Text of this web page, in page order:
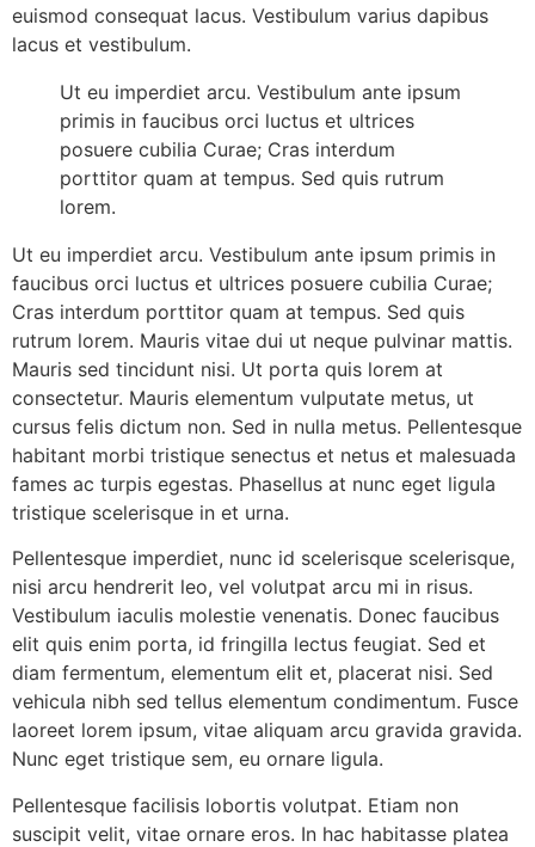
euismod consequat lacus. Vestibulum varius dapibus
lacus et vestibulum.
Ut eu imperdiet arcu. Vestibulum ante ipsum
primis in faucibus orci luctus et ultrices
posuere cubilia Curae; Cras interdum
porttitor quam at tempus. Sed quis rutrum
lorem.
Ut eu imperdiet arcu. Vestibulum ante ipsum primis in
faucibus orci luctus et ultrices posuere cubilia Curae;
Cras interdum porttitor quam at tempus. Sed quis
rutrum lorem. Mauris vitae dui ut neque pulvinar mattis.
Mauris sed tincidunt nisi. Ut porta quis lorem at
consectetur. Mauris elementum vulputate metus, ut
cursus felis dictum non. Sed in nulla metus. Pellentesque
habitant morbi tristique senectus et netus et malesuada
fames ac turpis egestas. Phasellus at nunc eget ligula
tristique scelerisque in et urna.
Pellentesque imperdiet, nunc id scelerisque scelerisque,
nisi arcu hendrerit leo, vel volutpat arcu mi in risus.
Vestibulum iaculis molestie venenatis. Donec faucibus
elit quis enim porta, id fringilla lectus feugiat. Sed et
diam fermentum, elementum elit et, placerat nisi. Sed
vehicula nibh sed tellus elementum condimentum. Fusce
laoreet lorem ipsum, vitae aliquam arcu gravida gravida.
Nunc eget tristique sem, eu ornare ligula.
Pellentesque facilisis lobortis volutpat. Etiam non
suscipit velit, vitae ornare eros. In hac habitasse platea